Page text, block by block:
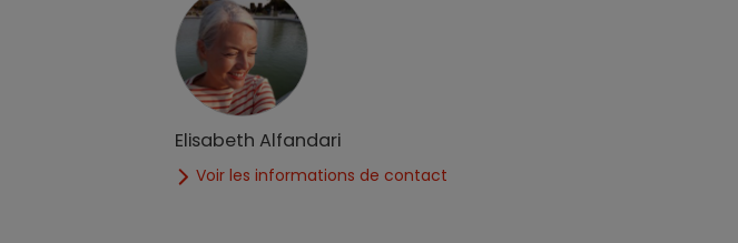
Elisabeth Alfandari
Voir les informations de contact